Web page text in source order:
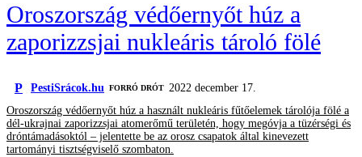
Oroszország védőernyőt húz a
zaporizzsjai nukleáris tároló fölé
P PestiSrácok.hu FORRÓ DRÓT 2022 december 17.
Oroszország védőernyőt húz a használt nukleáris fűtőelemek tárolója fölé a
dél-ukrajnai zaporizzsjai atomerőmű területén, hogy megóvja a tüzérségi és
dróntámadásoktól – jelentette be az orosz csapatok által kinevezett
tartományi tisztségviselő szombaton.